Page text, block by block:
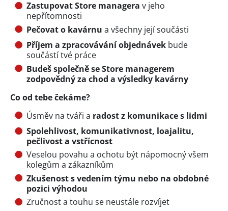
Zastupovat Store managera v jeho
nepřítomnosti
Pečovat o kavárnu a všechny její součásti
Příjem a zpracovávání objednávek bude
součástí tvé práce
Budeš společně se Store managerem
zodpovědný za chod a výsledky kavárny
Co od tebe čekáme?
Úsměv na tváři a radost z komunikace s lidmi
Spolehlivost, komunikativnost, loajalitu,
pečlivost a vstřícnost
Veselou povahu a ochotu být nápomocný všem
kolegům a zákazníkům
Zkušenost s vedením týmu nebo na obdobné
pozici výhodou
Zručnost a touhu se neustále rozvíjet